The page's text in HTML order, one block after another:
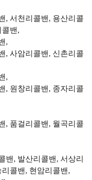
, 서천리콜밴, 용산리콜
밴,
,
, 사암리콜밴, 신촌리콜
,
, 원창리콜밴, 종자리콜
, 품걸리콜밴, 월곡리콜
밴, 발산리콜밴, 서상리
콜밴, 현암리콜밴,